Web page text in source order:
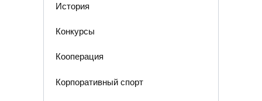
История
Конкурсы
Кооперация
Корпоративный спорт